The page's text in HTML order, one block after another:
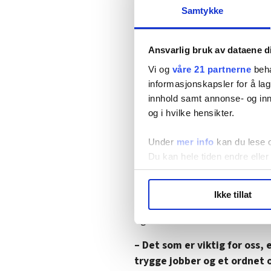
Samtykke
Ansvarlig bruk av dataene
Vi og våre 21 partnerne
informasjonskapsler for å
innhold samt annonse- og
og i hvilke hensikter.
Under mer info kan du lese
Du kan hele tiden endre
hvordan våre nettsider blir
Ikke tillat
hydrogen i regi av Statkraft
med et særlig fokus på
Nytt funn om Nav-
greier seg dårligere enn før,
Hele, faste stillinger
Et annet krav fra Ap er
Disse innstrammingene skal
form av hele, faste stillinger
og innleie.
– Det som er viktig for
trygge jobber og et ordnet